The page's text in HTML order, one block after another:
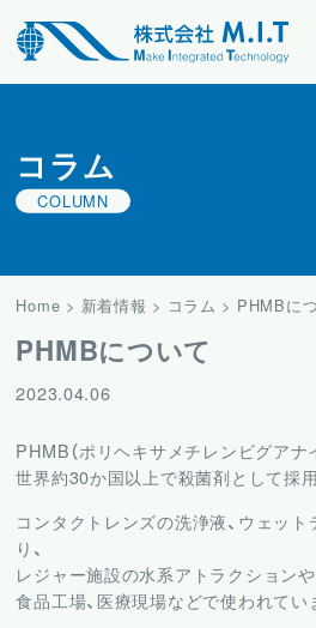
コラム
COLUMN
Home > 新着情報 > コラム > PHMBに
PHMBについて
2023.04.06
PHMB（ポリヘキサメチレンビグアナイ
世界約30か国以上で殺菌剤として採
コンタクトレンズの洗浄液、ウェッ
り、
レジャー施設の水系アトラクションや
食品工場、医療現場などで使われてい